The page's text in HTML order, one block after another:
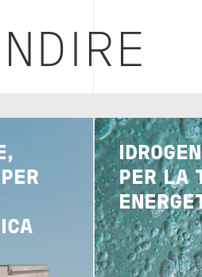
Image
PER LA